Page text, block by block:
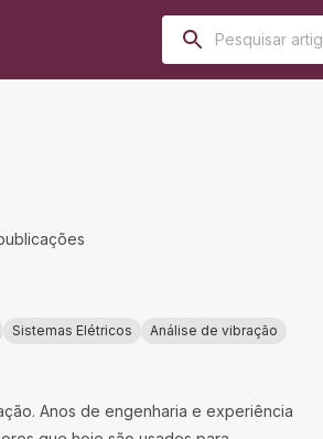
Sistemas Elétricos Análise de vibração
Anos de engenharia e experiência